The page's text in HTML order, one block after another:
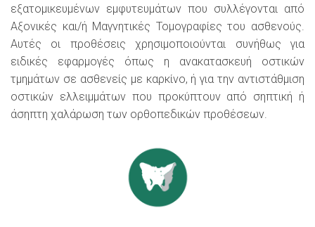
εξατομικευμένων εμφυτευμάτων που συλλέγονται από
Αξονικές και/ή Μαγνητικές Τομογραφίες του ασθενούς.
Αυτές οι προθέσεις χρησιμοποιούνται συνήθως για
ειδικές εφαρμογές όπως η ανακατασκευή οστικών
τμημάτων σε ασθενείς με καρκίνο, ή για την αντιστάθμιση
οστικών ελλειμμάτων που προκύπτουν από σηπτική ή
άσηπτη χαλάρωση των ορθοπεδικών προθέσεων.